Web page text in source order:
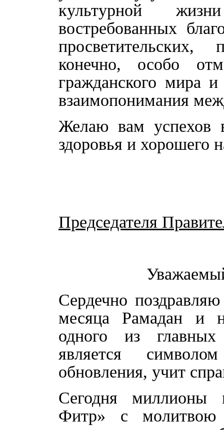
культурной
востребованных
конечно, особо
гражданского мира
взаимопонимания
Желаю вам успехов
здоровья и хорошего
Председателя
Сердечно
месяца Рамадан и
одного из
является
обновления, учит
Сегодня миллионы
Фитр» с молитвою